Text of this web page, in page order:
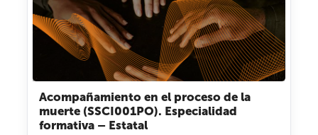
Acompañamiento en el proceso de la
muerte (SSCI001PO). Especialidad
formativa – Estatal